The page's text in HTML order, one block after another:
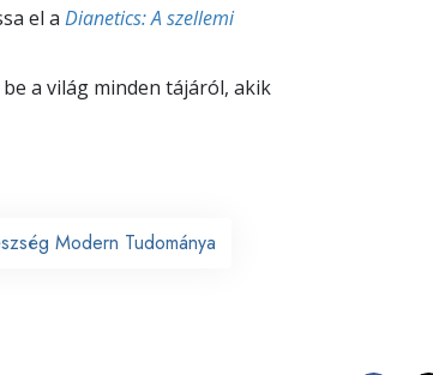
el a Dianetics: A szellemi
a világ minden tájáról, akik
Modern Tudománya